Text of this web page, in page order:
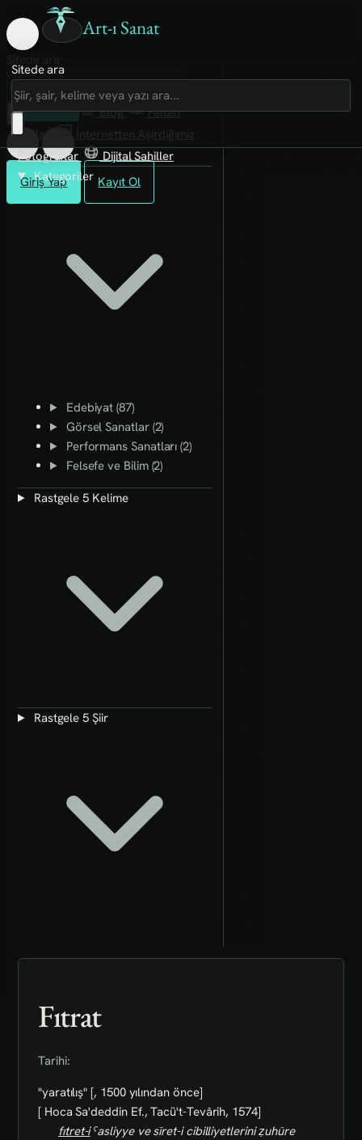
Art-ı Sanat
Giriş Yap Kayıt Ol
Sitede ara
Art-ı Sosyal
İmece
Kütüphane
Blog
Fanzin
Rafları
Fotoğraflar
Dijital Sahiller
Kategoriler
Edebiyat (87)
Görsel Sanatlar (2)
Performans Sanatları (2)
Felsefe ve Bilim (2)
Rastgele 5 Kelime
Rastgele 5 Şiir
Fıtrat
Tarihi:
"yaratılış" [, 1500 yılından önce]
[ Hoca Sa'deddin Ef., Tacü't-Tevârih, 1574]
fıtret-iˁasliyye ve sīret-i cibilliyetlerini ẓuhūre